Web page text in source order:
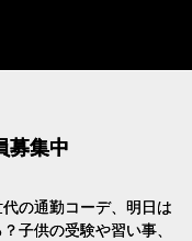
募集中
の通勤コーデ、明日は
子供の受験や習い事、